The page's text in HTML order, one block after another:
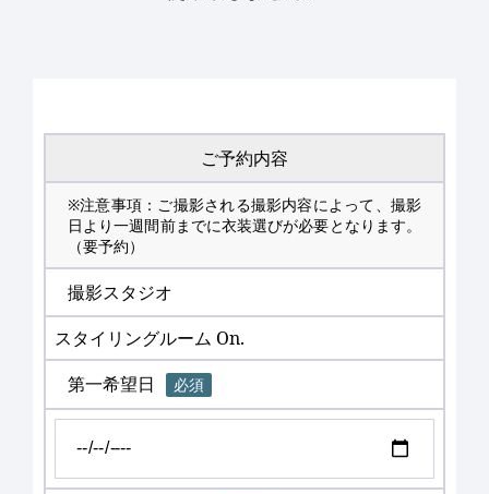
ご予約内容
※注意事項：ご撮影される撮影内容によって、撮影
日より一週間前までに衣装選びが必要となります。
（要予約）
撮影スタジオ
スタイリングルーム On.
第一希望日
必須